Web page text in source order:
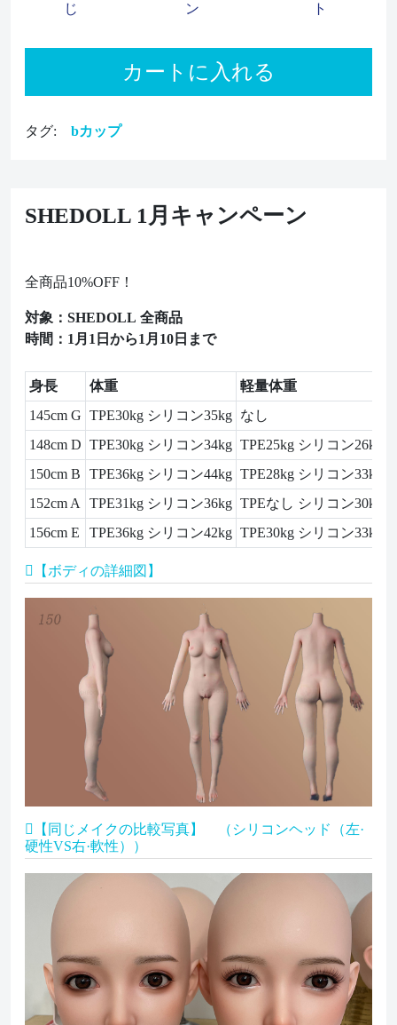
じ
ン
ト
カートに入れる
タグ: bカップ
SHEDOLL 1月キャンペーン
全商品10%OFF！
対象：SHEDOLL 全商品
時間：1月1日から1月10日まで
身長 体重 軽量体重
145cm G TPE30kg シリコン35kg なし
148cm D TPE30kg シリコン34kg TPE25kg シリコン26kg
150cm B
TPE36kg シリコン44kg TPE28kg シリコン33kg
152cm A
TPE31kg シリコン36kg TPEなし シリコン30kg
156cm E
TPE36kg シリコン42kg TPE30kg シリコン33kg
【ボディの詳細図】
【同じメイクの比較写真】 （シリコンヘッド（左·
硬性VS右·軟性））